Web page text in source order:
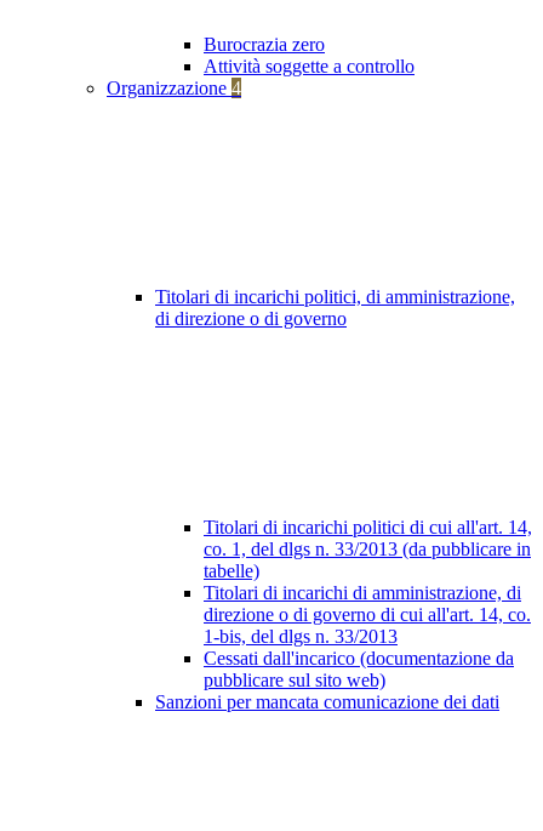
Burocrazia zero
Attività soggette a controllo
Organizzazione 4
Titolari di incarichi politici, di amministrazione,
di direzione o di governo
Titolari di incarichi politici di cui all'art. 14,
co. 1, del dlgs n. 33/2013 (da pubblicare in
tabelle)
Titolari di incarichi di amministrazione, di
direzione o di governo di cui all'art. 14, co.
1-bis, del dlgs n. 33/2013
Cessati dall'incarico (documentazione da
pubblicare sul sito web)
Sanzioni per mancata comunicazione dei dati